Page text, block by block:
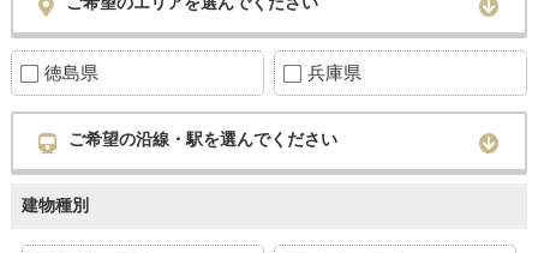
徳島県 兵庫県
ご希望の沿線・駅を選んでください
建物種別